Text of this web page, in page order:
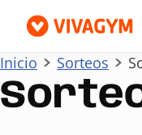
Inicio Sorteos